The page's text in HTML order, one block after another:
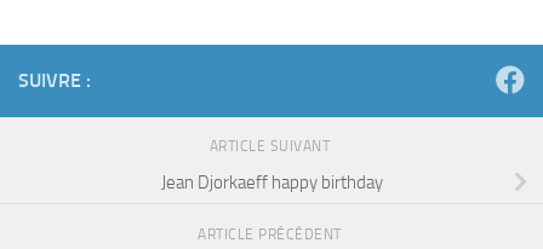
SUIVRE :
ARTICLE SUIVANT
Jean Djorkaeff happy birthday
ARTICLE PRÉCÉDENT